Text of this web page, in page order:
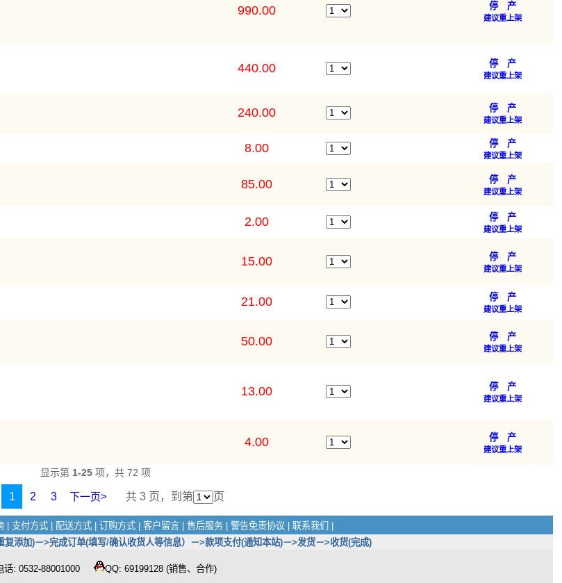
990.00 停 产
建议重上架
440.00 停 产
建议重上架
240.00 停 产
建议重上架
8.00 停 产
建议重上架
85.00 停 产
建议重上架
2.00 停 产
建议重上架
15.00 停 产
建议重上架
21.00 停 产
建议重上架
50.00 停 产
建议重上架
13.00 停 产
建议重上架
4.00 停 产
建议重上架
显示第 1-25项，共 72 项
1 2 3 下一页> 共 3 页，到第 页
支付方式 配送方式 订购方式 客户留言 售后服务 警告免责协议 联系我们
添加)－>完成订单(填写/确认收货人等信息）－>款项支付(通知本站)－>发货－>收货(完成)
话: 0532-88001000 QQ: 69199128 (销售、合作)